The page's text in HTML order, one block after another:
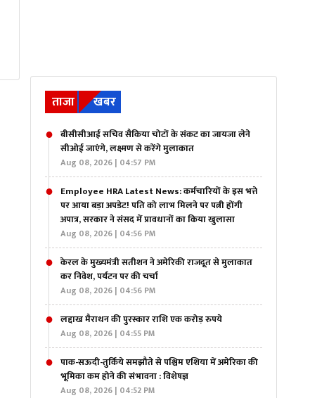
ताजा खबर
बीसीसीआई सचिव सैकिया चोटों के संकट का जायजा लेने
सीओई जाएंगे, लक्ष्मण से करेंगे मुलाकात
Aug 08, 2026 | 04:57 PM
Employee HRA Latest News: कर्मचारियों के इस भत्ते
पर आया बड़ा अपडेट! पति को लाभ मिलने पर पत्नी होंगी
अपात्र, सरकार ने संसद में प्रावधानों का किया खुलासा
Aug 08, 2026 | 04:56 PM
केरल के मुख्यमंत्री सतीशन ने अमेरिकी राजदूत से मुलाकात
कर निवेश, पर्यटन पर की चर्चा
Aug 08, 2026 | 04:56 PM
लद्दाख मैराथन की पुरस्कार राशि एक करोड़ रुपये
Aug 08, 2026 | 04:55 PM
पाक-सऊदी-तुर्किये समझौते से पश्चिम एशिया में अमेरिका की
भूमिका कम होने की संभावना : विशेषज्ञ
Aug 08, 2026 | 04:52 PM